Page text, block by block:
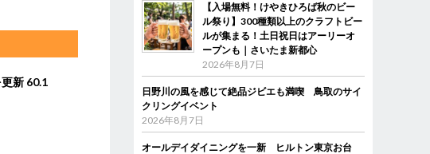
新 60.1
【入場無料！けやきひろば秋のビー
ル祭り】300種類以上のクラフトビー
ルが集まる！土日祝日はアーリーオ
ープンも｜さいたま新都心
2026年8月7日
日野川の風を感じて絶品ジビエも満喫 鳥取のサイ
クリングイベント
2026年8月7日
オールデイダイニングを一新 ヒルトン東京お台